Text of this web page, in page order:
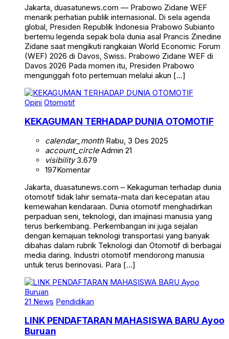
Jakarta, duasatunews.com — Prabowo Zidane WEF
menarik perhatian publik internasional. Di sela agenda
global, Presiden Republik Indonesia Prabowo Subianto
bertemu legenda sepak bola dunia asal Prancis Zinedine
Zidane saat mengikuti rangkaian World Economic Forum
(WEF) 2026 di Davos, Swiss. Prabowo Zidane WEF di
Davos 2026 Pada momen itu, Presiden Prabowo
mengunggah foto pertemuan melalui akun […]
Opini Otomotif
KEKAGUMAN TERHADAP DUNIA OTOMOTIF
calendar_monthRabu, 3 Des 2025
account_circleAdmin 21
visibility3.679
197Komentar
Jakarta, duasatunews.com – Kekaguman terhadap dunia
otomotif tidak lahir semata-mata dari kecepatan atau
kemewahan kendaraan. Dunia otomotif menghadirkan
perpaduan seni, teknologi, dan imajinasi manusia yang
terus berkembang. Perkembangan ini juga sejalan
dengan kemajuan teknologi transportasi yang banyak
dibahas dalam rubrik Teknologi dan Otomotif di berbagai
media daring. Industri otomotif mendorong manusia
untuk terus berinovasi. Para […]
21 News Pendidikan
LINK PENDAFTARAN MAHASISWA BARU Ayoo
Buruan